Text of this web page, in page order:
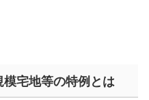
宅地等の特例とは